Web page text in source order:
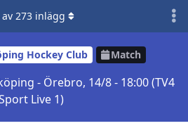
Hockey Club Match
- Örebro, 14/8 - 18:00 (TV4
Live 1)
273inlägg